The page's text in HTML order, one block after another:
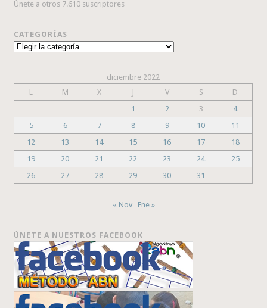
Únete a otros 7.610 suscriptores
CATEGORÍAS
Categorías
diciembre 2022
L
M X J V S
D
1
2 3
4
5
6 7 8 9 10
11
12
13 14 15 16 17
18
19
20 21 22 23 24
25
26
27 28 29 30 31
« Nov Ene »
ÚNETE A NUESTROS FACEBOOK